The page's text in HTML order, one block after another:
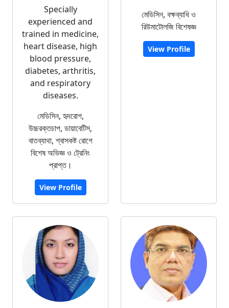
Specially
experienced and
trained in medicine,
heart disease, high
blood pressure,
diabetes, arthritis,
and respiratory
diseases.
মেডিসিন, হৃদরোগ,
উচ্চরক্তচাপ, ডায়াবেটিস,
বাতব্যাথা, শ্বাসকষ্ট রোগে
বিশেষ অভিজ্ঞ ও ট্রেনিং
প্রাপ্ত।
View Profile
মেডিসিন, বক্ষব্যাধি ও
রিউমাটোলজি বিশেষজ্ঞ
View Profile